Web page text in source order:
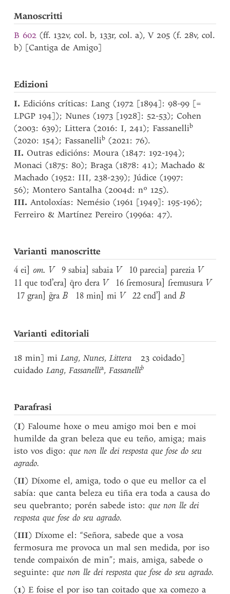
Manoscritti
B 602 (ff. 132v, col. b, 133r, col. a), V 205 (f. 28v, col.
b) [Cantiga de Amigo]
Edizioni
I.Edicións críticas: Lang (1972 [1894]: 98-99 [=
LPGP 194]); Nunes (1973 [1928]: 52-53); Cohen
(2003: 639); Littera (2016: I, 241); Fassanellib
(2020: 154); Fassanellib (2021: 76).
II. Outras edicións: Moura (1847: 192-194);
Monaci (1875: 80); Braga (1878: 41); Machado &
Machado (1952: III, 238-239); Júdice (1997:
56); Montero Santalha (2004d: nº 125).
III.Antoloxías: Nemésio (1961 [1949]: 195-196);
Ferreiro & Martínez Pereiro (1996a: 47).
Varianti manoscritte
4 ei] om. V 9 sabia] sabaia V 10 parecia] parezia V
11 que tod’era] q̄ro dera V 16 fremosura] fremusura V
17 gran] g̃ra B 18 min] mi V 22 end’] andB
Varianti editoriali
18 min] miLang,Nunes,Littera 23 coidado]
cuidadoLang,Fassanellia,Fassanellib
Parafrasi
(I) Faloume hoxe o meu amigo moi ben e moi
humilde da gran beleza que eu teño, amiga; mais
isto vos digo:que non lle dei resposta que fose do seu
agrado.
(II) Díxome el, amiga, todo o que eu mellor ca el
sabía: que canta beleza eu tiña era toda a causa do
seu quebranto; porén sabede isto:que non lle dei
resposta que fose do seu agrado.
(III) Díxome el: “Señora, sabede que a vosa
fermosura me provoca un mal sen medida, por iso
tende compaixón de min”; mais, amiga, sabede o
seguinte:que non lle dei resposta que fose do seu agrado.
(1) E foise el por iso tan coitado que xa comezo a